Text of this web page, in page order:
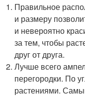
Правильное
и размеру
и невероятно
за тем, чтобы
друг от друга.
Лучше всего
перегородки. По
растениями.